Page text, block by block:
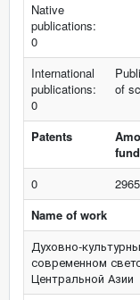
Native
publications:
0
International
publications:
0
of
Patents
0
Name of work
Духовно-
современном
Центральной Азии